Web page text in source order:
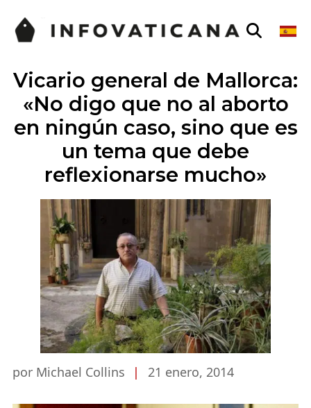
Vicario general de Mallorca:
«No digo que no al aborto
en ningún caso, sino que es
un tema que debe
reflexionarse mucho»
por Michael Collins | 21 enero, 2014